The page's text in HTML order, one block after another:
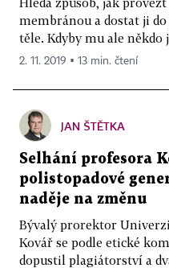
membránou a dostat ji
těle. Kdyby mu ale někdo
2. 11. 2019 ▪ 13 min. čtení
JAN ŠTĚTKA
Selhání profesora
polistopadové
naděje na změnu
Bývalý prorektor
Kovář se podle etické
dopustil plagiátorství a